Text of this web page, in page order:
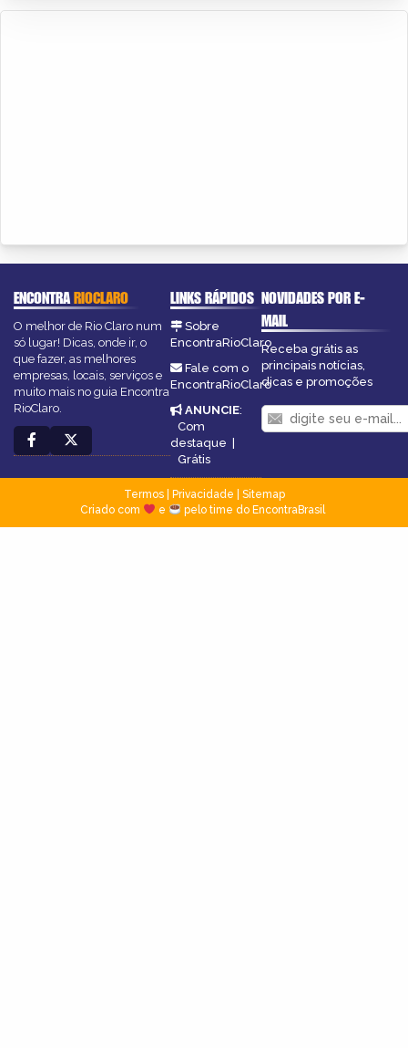
ENCONTRARIOCLARO
O melhor de Rio Claro num
só lugar! Dicas, onde ir, o
que fazer, as melhores
empresas, locais, serviços e
muito mais no guia Encontra
RioClaro.
LINKS RÁPIDOS
Sobre
EncontraRioClaro
Fale com o
EncontraRioClaro
ANUNCIE:
Com
destaque |
Grátis
NOVIDADES POR E-
MAIL
Receba grátis as
principais notícias,
dicas e promoções
Termos| Privacidade
Sitemap
Criado com
e pelo time do EncontraBrasil